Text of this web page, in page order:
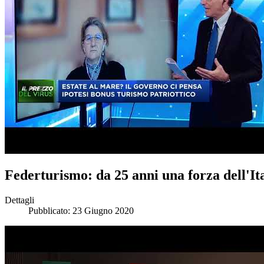
Federturismo: da 25 anni una forza
Dettagli
Pubblicato: 23 Giugno 2020